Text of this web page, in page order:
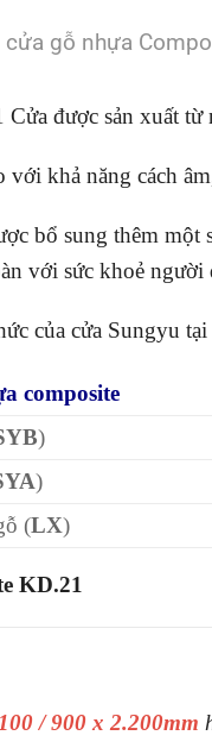
cửa gỗ nhựa
Cửa được sản xuất
khả năng cách
bổ sung thêm
với sức khoẻ
của cửa Sungyu
composite
)
)
(LX)
KD.21
/ 900 x 2.200mm